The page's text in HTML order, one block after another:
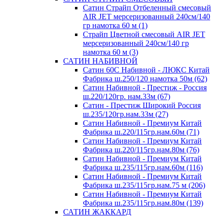
Сатин Страйп Отбеленный смесовый
AIR JET мерсеризованный 240см/140
гр намотка 60 м (1)
Страйп Цветной смесовый AIR JET
мерсеризованный 240см/140 гр
намотка 60 м (3)
САТИН НАБИВНОЙ
Сатин 60С Набивной - ЛЮКС Китай
Фабрика ш.250/120 намотка 50м (62)
Сатин Набивной - Престиж - Россия
ш.220/120гр. нам.33м (67)
Сатин - Престиж Широкий Россия
ш.235/120гр.нам.33м (27)
Сатин Набивной - Премиум Китай
Фабрика ш.220/115гр.нам.60м (71)
Сатин Набивной - Премиум Китай
Фабрика ш.220/115гр.нам.80м (76)
Сатин Набивной - Премиум Китай
Фабрика ш.235/115гр.нам.60м (116)
Сатин Набивной - Премиум Китай
Фабрика ш.235/115гр.нам.75 м (206)
Сатин Набивной - Премиум Китай
Фабрика ш.235/115гр.нам.80м (139)
САТИН ЖАККАРД